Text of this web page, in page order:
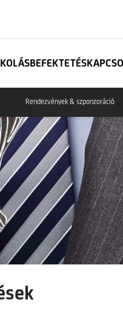
BEFEKTETÉS
Rendezvények & szponzoráció